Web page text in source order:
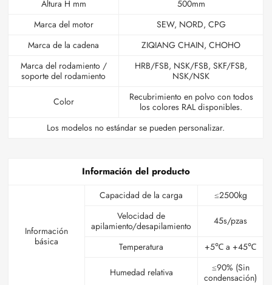
Altura H mm
500mm
Marca del motor
SEW, NORD, CPG
Marca de la cadena
ZIQIANG CHAIN, CHOHO
Marca del rodamiento /
soporte del rodamiento
HRB/FSB, NSK/FSB, SKF/FSB,
NSK/NSK
Color
Recubrimiento en polvo con todos
los colores RAL disponibles.
Los modelos no estándar se pueden personalizar.
Información del producto
Información
básica
Capacidad de la carga
≤2500kg
Velocidad de
apilamiento/desapilamiento
45s/pzas
Temperatura +5℃ a +45℃
Humedad relativa
≤90% (Sin
condensación)